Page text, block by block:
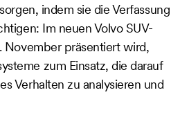
indem sie die Verfassung
Im neuen Volvo SUV-
November präsentiert wird,
zum Einsatz, die darauf
Verhalten zu analysieren und